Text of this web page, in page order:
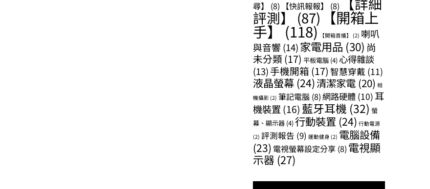
尋】
(8) 【快訊報報】 (8)
評測】 (87)【開箱上
手】(118) 【開箱首播】 (2) 喇叭
與音響 (14)家電用品 (30) 尚
未分類 (17) 平板電腦 (4) 心得雜談
(13)手機開箱 (17) 智慧穿戴 (11)
液晶螢幕 (24)清潔家電 (20) 相
機攝影 (2) 筆記電腦 (8)網路硬體 (10) 耳
機裝置 (16) 藍牙耳機 (32) 螢
幕、顯示器 (4)行動裝置 (24) 行動電源
(2) 評測報告 (9) 運動健身 (2) 電腦設備
(23) 電視螢幕設定分享 (8) 電視顯
示器 (27)